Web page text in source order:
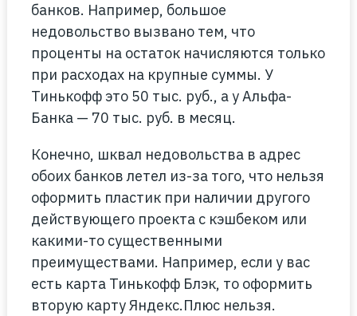
банков. Например, большое
недовольство вызвано тем, что
проценты на остаток начисляются только
при расходах на крупные суммы. У
Тинькофф это 50 тыс. руб., а у Альфа-
Банка — 70 тыс. руб. в месяц.
Конечно, шквал недовольства в адрес
обоих банков летел из-за того, что нельзя
оформить пластик при наличии другого
действующего проекта с кэшбеком или
какими-то существенными
преимуществами. Например, если у вас
есть карта Тинькофф Блэк, то оформить
вторую карту Яндекс.Плюс нельзя.